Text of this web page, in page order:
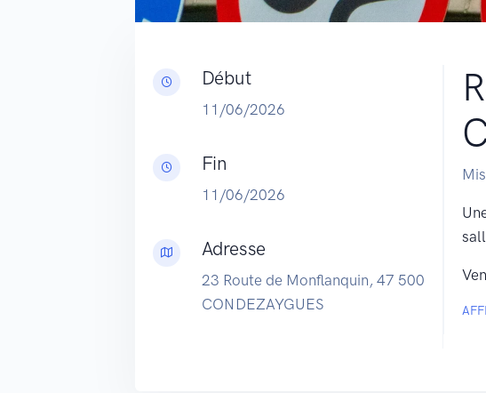
Début
11/06/2026
Fin
11/06/2026
Adresse
23 Route de Monflanquin, 47 500
CONDEZAYGUES